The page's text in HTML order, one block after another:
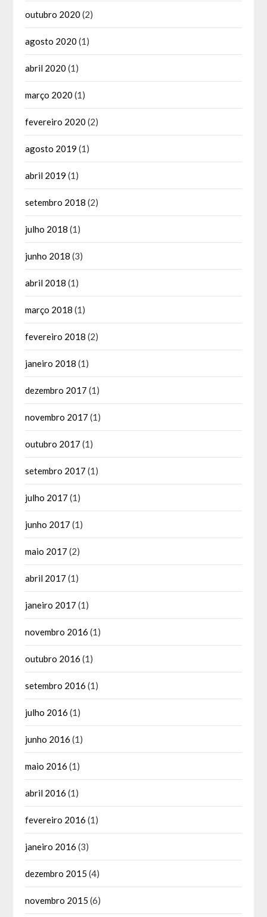
outubro 2020 (2)
agosto 2020 (1)
abril 2020 (1)
março 2020 (1)
fevereiro 2020 (2)
agosto 2019 (1)
abril 2019 (1)
setembro 2018 (2)
julho 2018 (1)
junho 2018 (3)
abril 2018 (1)
março 2018 (1)
fevereiro 2018 (2)
janeiro 2018 (1)
dezembro 2017 (1)
novembro 2017 (1)
outubro 2017 (1)
setembro 2017 (1)
julho 2017 (1)
junho 2017 (1)
maio 2017 (2)
abril 2017 (1)
janeiro 2017 (1)
novembro 2016 (1)
outubro 2016 (1)
setembro 2016 (1)
julho 2016 (1)
junho 2016 (1)
maio 2016 (1)
abril 2016 (1)
fevereiro 2016 (1)
janeiro 2016 (3)
dezembro 2015 (4)
novembro 2015 (6)